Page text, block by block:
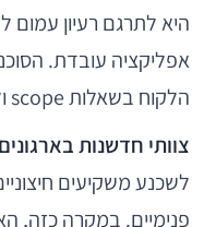
היא לתרגם רעיון עמום
אפליקציה עובדת.
הלקוח בשאלות scope ולא רק מממשת דרישות.
צוותי חדשנות
פנימיים. במקרה כזה,